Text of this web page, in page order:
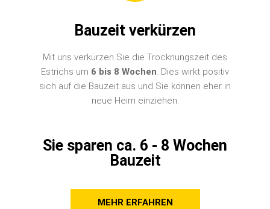
Bauzeit verkürzen
Mit uns verkürzen Sie die Trocknungszeit des
Estrichs um 6 bis 8 Wochen. Dies wirkt positiv
sich auf die Bauzeit aus und Sie können eher in
neue Heim einziehen.
Sie sparen ca. 6 - 8 Wochen
Bauzeit
MEHR ERFAHREN